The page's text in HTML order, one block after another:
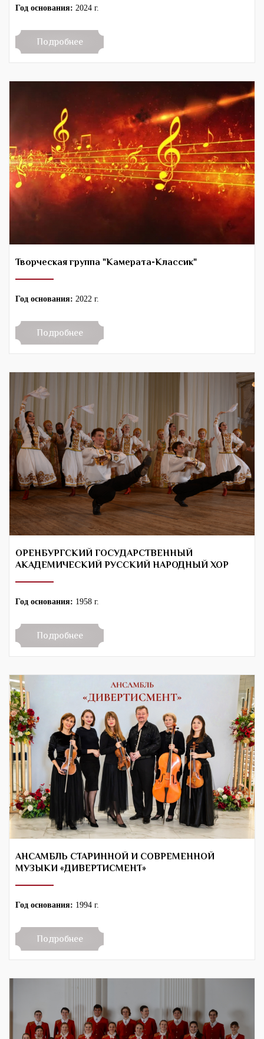
Год основания: 2024 г.
Подробнее
Творческая группа "Камерата-Классик"
Год основания: 2022 г.
Подробнее
ОРЕНБУРГСКИЙ ГОСУДАРСТВЕННЫЙ
АКАДЕМИЧЕСКИЙ РУССКИЙ НАРОДНЫЙ ХОР
Год основания: 1958 г.
Подробнее
АНСАМБЛЬ СТАРИННОЙ И СОВРЕМЕННОЙ
МУЗЫКИ «ДИВЕРТИСМЕНТ»
Год основания: 1994 г.
Подробнее